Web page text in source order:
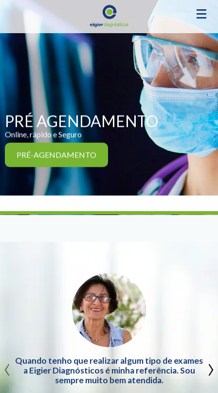
PRÉ AGENDAMENTO
Online, rápido e Seguro
PRÉ-AGENDAMENTO
Quando tenho que realizar algum tipo de exames
a Eigier Diagnósticos é minha referência. Sou
sempre muito bem atendida.
‹ ›